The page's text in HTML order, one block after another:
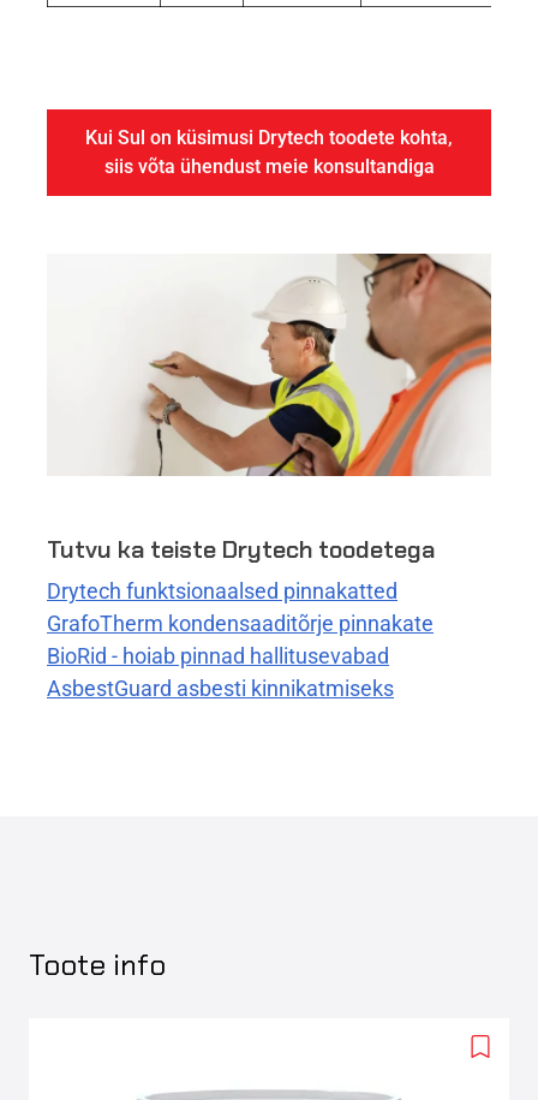
Kui Sul on küsimusi Drytech toodete kohta,
siis võta ühendust meie konsultandiga
Tutvu ka teiste Drytech toodetega
Drytech funktsionaalsed pinnakatted
GrafoTherm kondensaaditõrje pinnakate
BioRid - hoiab pinnad hallitusevabad
AsbestGuard asbesti kinnikatmiseks
Toote info
Add